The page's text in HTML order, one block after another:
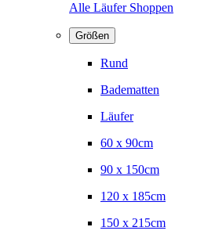
Alle Läufer Shoppen
Größen
Rund
Badematten
Läufer
60 x 90cm
90 x 150cm
120 x 185cm
150 x 215cm